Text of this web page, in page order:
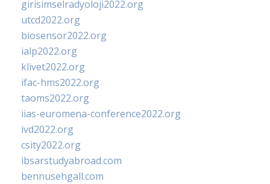
girisimselradyoloji2022.org
utcd2022.org
biosensor2022.org
ialp2022.org
klivet2022.org
ifac-hms2022.org
taoms2022.org
iias-euromena-conference2022.org
ivd2022.org
csity2022.org
ibsarstudyabroad.com
bennusehgall.com